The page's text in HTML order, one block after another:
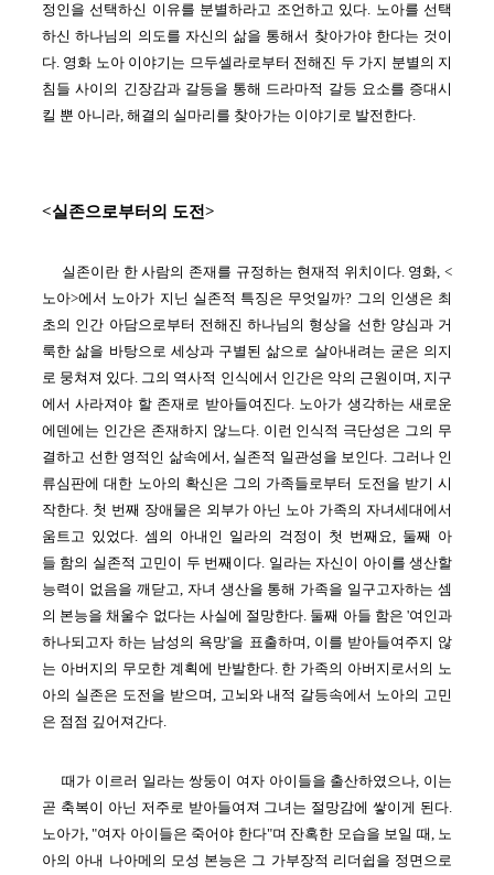
정인을 선택하신 이유를 분별하라고 조언하고 있다. 노아를 선택
하신 하나님의 의도를 자신의 삶을 통해서 찾아가야 한다는 것이
다. 영화 노아 이야기는 므두셀라로부터 전해진 두 가지 분별의 지
침들 사이의 긴장감과 갈등을 통해 드라마적 갈등 요소를 증대시
킬 뿐 아니라, 해결의 실마리를 찾아가는 이야기로 발전한다.
<실존으로부터의 도전>
실존이란 한 사람의 존재를 규정하는 현재적 위치이다. 영화, <
노아>에서 노아가 지닌 실존적 특징은 무엇일까? 그의 인생은 최
초의 인간 아담으로부터 전해진 하나님의 형상을 선한 양심과 거
룩한 삶을 바탕으로 세상과 구별된 삶으로 살아내려는 굳은 의지
로 뭉쳐져 있다. 그의 역사적 인식에서 인간은 악의 근원이며, 지구
에서 사라져야 할 존재로 받아들여진다. 노아가 생각하는 새로운
에덴에는 인간은 존재하지 않느다. 이런 인식적 극단성은 그의 무
결하고 선한 영적인 삶속에서, 실존적 일관성을 보인다. 그러나 인
류심판에 대한 노아의 확신 은 그의 가족들로부터 도전을 받기 시
작한다. 첫 번째 장애물은 외부가 아닌 노아 가족의 자녀세대에서
움트고 있었다. 셈의 아내인 일라의 걱정이 첫 번째요, 둘째 아
들 함의 실존적 고민이 두 번째이다. 일라는 자신이 아이를 생산할
능력이 없음을 깨닫고, 자녀 생산을 통해 가족을 일구고자하는 셈
의 본능을 채울수 없다는 사실에 절망한다. 둘째 아들 함은 '여인과
하나되고자 하는 남성의 욕망'을 표출하며, 이를 받아들여주지 않
는 아버지의 무모한 계획에 반발한다. 한 가족의 아버지로서의 노
아의 실존은 도전을 받으며, 고뇌와 내적 갈등속에서 노아의 고민
은 점점 깊어져간다.
때가 이르러 일라는 쌍둥이 여자 아이들을 출산하였으나, 이는
곧 축복이 아닌 저주로 받아들여져 그녀는 절망감에 쌓이게 된다.
노아가, "여자 아이들은 죽어야 한다"며 잔혹한 모습을 보일 때, 노
아의 아내 나아메의 모성 본능은 그 가부장적 리더쉽을 정면으로